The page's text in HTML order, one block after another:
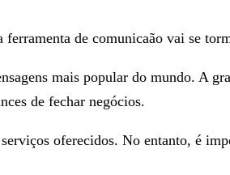
de comunicaão vai se
mais popular do mundo. A
de fechar negócios.
oferecidos. No entanto, é